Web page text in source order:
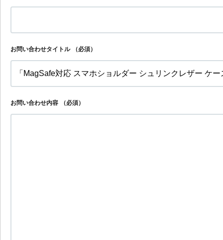
お問い合わせタイトル （必須）
お問い合わせ内容 （必須）